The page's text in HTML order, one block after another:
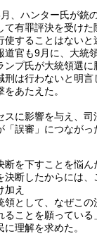
、ハンター氏が銃
て有罪評決を受け
することはないと
道官も9月に、大統
ンプ氏が大統領選
刑は行わないと明
あたえた。
スに影響を与え、司
「誤審」につなが
を下すことを悩ん
決断したからには
加え
領として、なぜこ
ことを願っている
理解を求めた。